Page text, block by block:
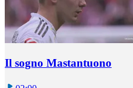
Il sogno Mastantuono